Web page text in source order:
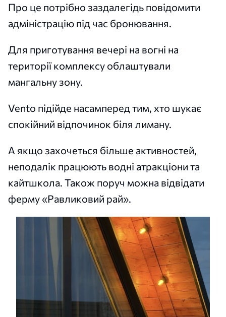
Про це потрібно заздалегідь повідомити
адміністрацію під час бронювання.
Для приготування вечері на вогні на
території комплексу облаштували
мангальну зону.
Vento підійде насамперед тим, хто шукає
спокійний відпочинок біля лиману.
А якщо захочеться більше активностей,
неподалік працюють водні атракціони та
кайтшкола. Також поруч можна відвідати
ферму «Равликовий рай».